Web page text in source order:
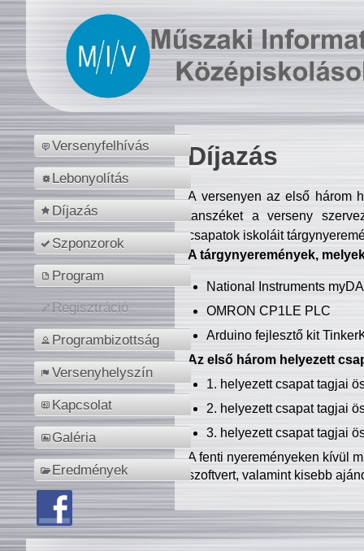
Versenyfelhívás
Lebonyolítás
Díjazás
Szponzorok
Program
Regisztráció
Programbizottság
Versenyhelyszín
Kapcsolat
Galéria
Eredmények
Díjazás
A versenyen az első három
tanszéket a verseny
csapatok iskoláit
A tárgynyeremények,
National Instruments
OMRON CP1LE PLC
Arduino fejlesztő kit
Az első három helyezett
1. helyezett csapat tagjai
2. helyezett csapat tagjai
3. helyezett csapat tagjai
A fenti nyereményeken kívül
szoftvert, valamint kisebb